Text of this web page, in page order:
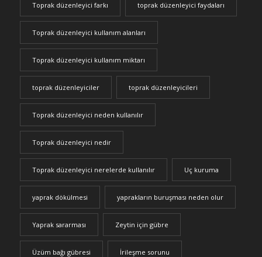
Toprak düzenleyici farkı toprak düzenleyici faydaları
Toprak düzenleyici kullanım alanları
Toprak düzenleyici kullanım miktarı
toprak düzenleyiciler toprak düzenleyicileri
Toprak düzenleyici neden kullanılır
Toprak düzenleyici nedir
Toprak düzenleyici nerelerde kullanılır Uç kuruma
yaprak dökülmesi yaprakların buruşması neden olur
Yaprak sararması Zeytin için gübre
Üzüm bağı gübresi İrileşme sorunu